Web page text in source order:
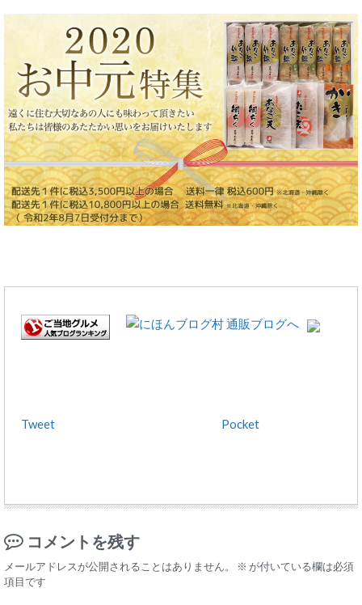
Tweet Pocket
コメントを残す
メールアドレスが公開されることはありません。 ※ が付いている欄は必須
項目です